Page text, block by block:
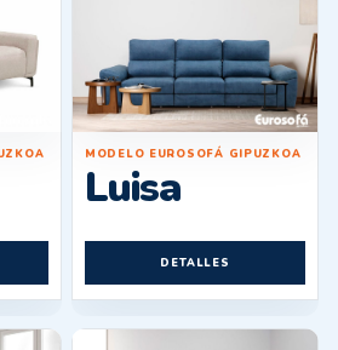
MODELO EUROSOFÁ GIPUZKOA
Luisa
DETALLES